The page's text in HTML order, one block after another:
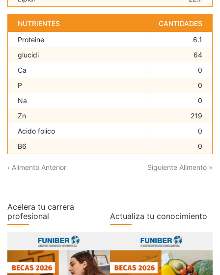
NUTRIENTES
CANTIDADES
Proteine
6.1
glucidi
64
Ca
0
P
0
Na
0
Zn
219
Acido folico
0
B6
0
‹ Alimento Anterior Siguiente Alimento »
Acelera tu carrera
profesional
Actualiza tu conocimiento